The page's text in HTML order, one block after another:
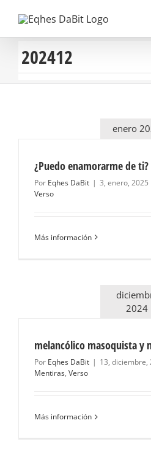
202412
enero
¿Puedo enamorarme de ti?
Por Eqhes DaBit | 3, enero, 2025
Verso
Más información
2024
melancólico masoquista y
Por Eqhes DaBit | 13, diciembre,
Mentiras, Verso
Más información